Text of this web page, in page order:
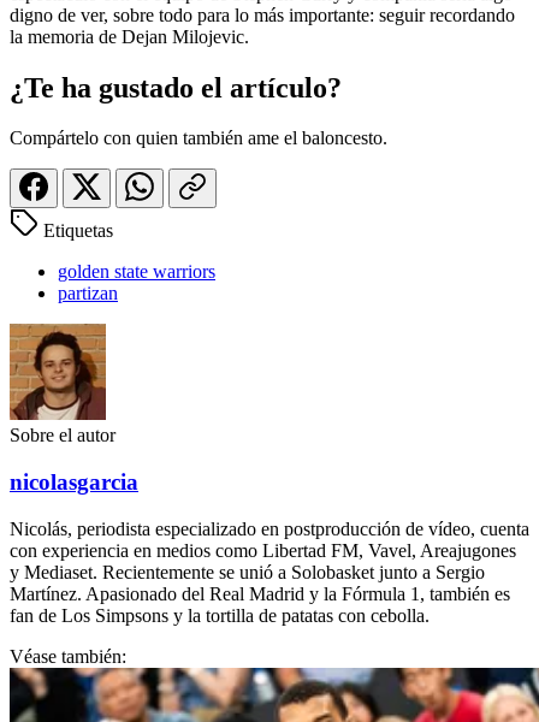
digno de ver, sobre todo para lo más importante: seguir recordando
la memoria de Dejan Milojevic.
¿Te ha gustado el artículo?
Compártelo con quien también ame el baloncesto.
Etiquetas
golden state warriors
partizan
Sobre el autor
nicolasgarcia
Nicolás, periodista especializado en postproducción de vídeo, cuenta
con experiencia en medios como Libertad FM, Vavel, Areajugones
y Mediaset. Recientemente se unió a Solobasket junto a Sergio
Martínez. Apasionado del Real Madrid y la Fórmula 1, también es
fan de Los Simpsons y la tortilla de patatas con cebolla.
Véase también: